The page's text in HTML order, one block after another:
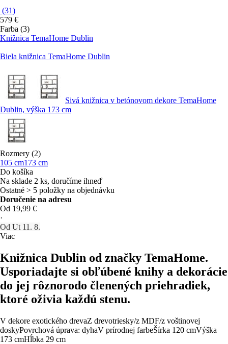
(31)
579 €
Farba (3)
Knižnica TemaHome Dublin
Biela knižnica TemaHome Dublin
Sivá knižnica v betónovom dekore TemaHome
Dublin, výška 173 cm
Rozmery (2)
105 cm173 cm
Do košíka
Na sklade 2 ks, doručíme ihneď
Ostatné > 5 položky na objednávku
Doručenie na adresu
Od 19,99 €
·
Od Ut 11. 8.
Viac
Knižnica Dublin od značky TemaHome.
Usporiadajte si obľúbené knihy a dekorácie
do jej rôznorodo členených priehradiek,
ktoré oživia každú stenu.
V dekore exotického drevaZ drevotriesky/z MDF/z voštinovej
doskyPovrchová úprava: dyhaV prírodnej farbeŠírka 120 cmVýška
173 cmHĺbka 29 cm